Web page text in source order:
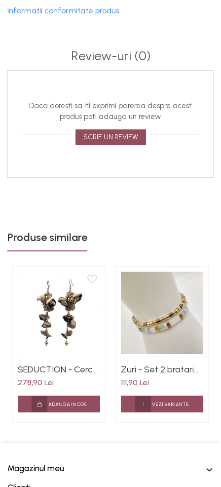
sau produse cosmetice. Pastrati accesoriul in cutie,
separat de alte obiecte, pentru a preveni uzura. Brosa
Pentru o experienta cat mai placuta, va informam ca:
ale display-urilor dispozitivelor, culorile produselor pot
parea usor diferite fata de realitate. Ne straduim sa
pastram culorile cat mai fidel, dar va recomandam sa
luati in considerare posibilele variatii in perceptia culorii
in functie de mediul si dispozitivul la care vizualizati
Informatii conformitate produs
Review-uri (0)
Daca doresti sa iti exprimi parerea despre acest
produs poti adauga un review.
SCRIE UN REVIEW
Produse similare
SEDUCTION - Cercei
foarte lungi cu flori
culoarea auriu, inox
278,90 Lei
ADAUGA IN COS
Zuri - Set 2 bratari
elastice cu margele
Aur 24K
111,90 Lei
VEZI VARIANTE
Magazinul meu